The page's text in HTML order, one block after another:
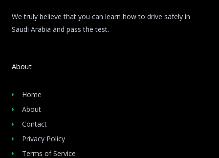
We truly believe that you can learn how to drive safely in
Saudi Arabia and pass the test.
About
Home
About
Contact
Privacy Policy
Terms of Service